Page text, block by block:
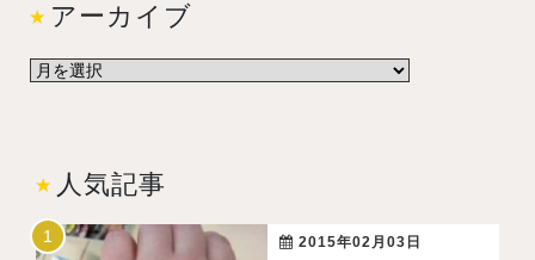
アーカイブ
人気記事
2015年02月03日